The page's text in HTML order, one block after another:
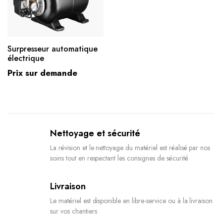
Surpresseur automatique
électrique
Prix sur demande
Nettoyage et sécurité
La révision et le nettoyage du matériel est réalisé par nos
soins tout en respectant les consignes de sécurité
Livraison
Le matériel est disponible en libre-service ou à la livraison
sur vos chantiers